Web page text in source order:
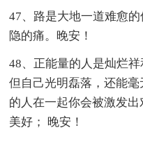
47、路是大地一道难愈
隐的痛。晚安！
48、正能量的人是灿烂
但自己光明磊落，还能
的人在一起你会被激发
美好； 晚安！